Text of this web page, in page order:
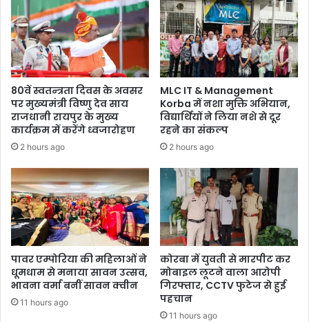
का
हुआ
सम्मान
80वें स्वतन्त्रता दिवस के अवसर
पर मुख्यमंत्री विष्णु देव साय
राजधानी रायपुर के मुख्य
कार्यक्रम में करेंगे ध्वजारोहण
2 hours ago
MLC IT & Management
Korba में नशा मुक्ति अभियान,
विद्यार्थियों ने लिया नशे से दूर
रहने का संकल्प
2 hours ago
पावर एम्पोरिया की महिलाओं ने
धूमधाम से मनाया सावन उत्सव,
भावना वर्मा बनीं सावन क्वीन
11 hours ago
कोरबा में युवती से मारपीट कर
मोबाइल लूटने वाला आरोपी
गिरफ्तार, CCTV फुटेज से हुई
पहचान
11 hours ago